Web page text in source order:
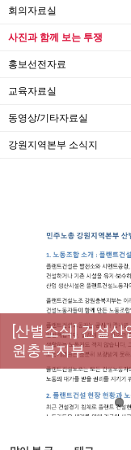
회의자료실
사진과 함께 보는 투쟁
홍보선전자료
교육자료실
동영상/기타자료실
강원지역본부 소식지
[성명] 막을 수 있
라 : 청년노동자
과 재발방지 대책
[산별소식] 건설
원충북지부
[강릉,속초,원주,춘
모
[조합원☆인터뷰]
규직노동조합 강
[본부소식] 강원지